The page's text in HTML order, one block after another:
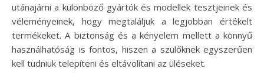
utánajárni a különböző gyártók és modellek tesztjeinek és
véleményeinek, hogy megtaláljuk a legjobban értékelt
termékeket. A biztonság és a kényelem mellett a könnyű
használhatóság is fontos, hiszen a szülőknek egyszerűen
kell tudniuk telepíteni és eltávolítani az üléseket.